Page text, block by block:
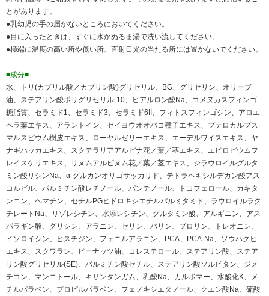
とがあります。
●乳幼児の手の届かないところにおいてください。
●目に入ったときは、すぐに水かぬるま湯で洗い流してください。
●極端に温度の高い所や低い所、直射日光の当たる所には置かないでください。
■成分■
水、トリ(カプリル酸／カプリン酸)グリセリル、BG、グリセリン、オリーブ
油、ステアリン酸ポリグリセリル-10、ヒアルロン酸Na、コメヌカスフィンゴ
糖脂質、セラミド1、セラミド3、セラミド6II、フィトスフィンゴシン、アロエ
ベラ葉エキス、アラントイン、セイヨウオオバコ種子エキス、プテロカルプス
マルスピウム樹皮エキス、ローヤルゼリーエキス、エーデルワイスエキス、ヤ
ナギハッカエキス、スクテラリアアルピナ花／葉／茎エキス、エピロピウムフ
レイスケリエキス、リヌムアルピヌム花／葉／茎エキス、ジラウロイルグルタ
ミン酸リシンNa、α-グルカンオリゴサッカリド、テトラヘキシルデカン酸アス
コルビル、パルミチン酸レチノール、パンテノール、トコフェロール、カキタ
ンニン、ヘマチン、セチルPGヒドロキシエチルパルミタミド、ラウロイルラク
チレートNa、リゾレシチン、水添レシチン、グルタミン酸、アルギニン、アス
パラギン酸、グリシン、アラニン、セリン、バリン、プロリン、トレオニン、
イソロイシン、ヒスチジン、フェニルアラニン、PCA、PCA-Na、ソウハクヒ
エキス、スクワラン、ピーナッツ油、コレステロール、ステアリン酸、ステア
リン酸グリセリル(SE)、パルミチン酸セチル、ステアリン酸ソルビタン、ジメ
チコン、マンニトール、キサンタンガム、乳酸Na、カルボマー、水酸化K、メ
チルパラベン、プロピルパラベン、フェノキシエタノール、クエン酸Na、硫酸